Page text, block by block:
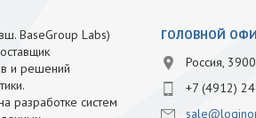
BaseGroup Labs)
и решений
разработке систем
ГОЛОВНОЙ
Россия,
+7 (4912)